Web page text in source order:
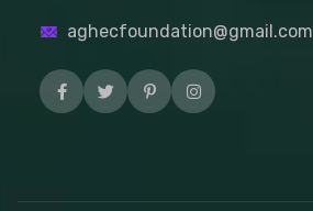
aghecfoundation@gmail.com